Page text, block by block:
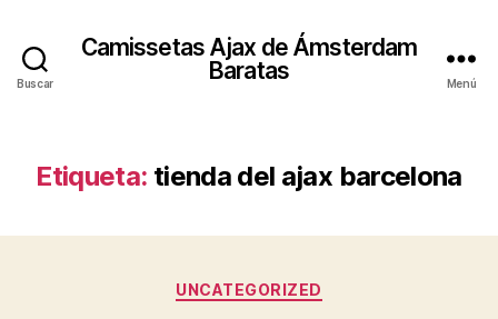
Buscar
Camissetas Ajax de Ámsterdam
Baratas
Menú
Etiqueta: tienda del ajax barcelona
Categorías
UNCATEGORIZED